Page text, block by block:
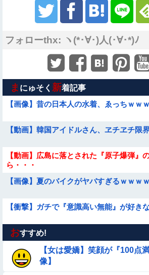
フォローthx: ヽ(*･∀･)人(･∀･*)ﾉ
ま にゅそく 新着記事
【画像】昔の日本人の水着、ゑっちｗｗ
【動画】韓国アイドルさん、ヱチヱチ限
【動画】広島に落とされた『原子爆弾』
ら・・・
【画像】夏のバイクがヤバすぎるｗｗｗ
【衝撃】ガチで『意識高い無能』が好き
【動画】 女子中学生さん、タクシー運ち
亡……
【動画】小池栄子似のGカップ女子高生
襲われてオッパイ揉まれた」
おすすめ!
【女は愛嬌】笑顔が『100点
像】